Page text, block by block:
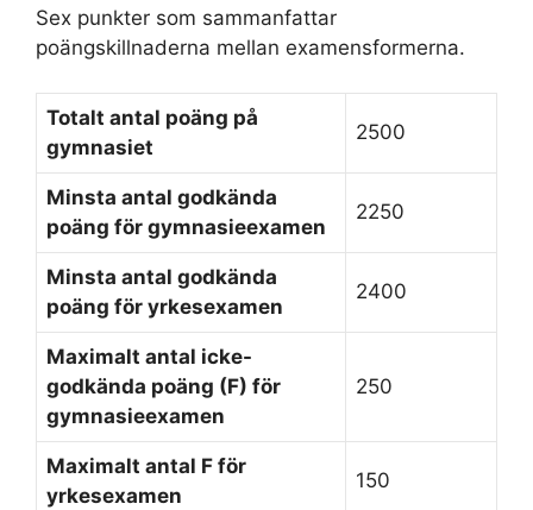
Sex punkter som sammanfattar
poängskillnaderna mellan examensformerna.
Totalt antal poäng på
gymnasiet
2500
Minsta antal godkända
poäng för gymnasieexamen
2250
Minsta antal godkända
poäng för yrkesexamen
2400
Maximalt antal icke-
godkända poäng (F) för
gymnasieexamen
250
Maximalt antal F för
yrkesexamen
150